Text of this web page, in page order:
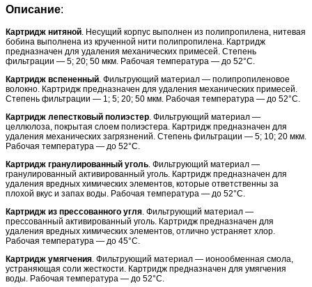
Описание:
Картридж нитяной. Несущий корпус выполнен из полипропилена, нитевая
бобина выполнена из крученной нити полипропилена. Картридж
предназначен для удаления механических примесей. Степень
фильтрации — 5; 20; 50 мкм. Рабочая температура — до 52°С.
Картридж вспененный. Фильтрующий материал — полипропиленовое
волокно. Картридж предназначен для удаления механических примесей.
Степень фильтрации — 1; 5; 20; 50 мкм. Рабочая температура — до 52°С.
Картридж лепестковый полиэстер. Фильтрующий материал —
целлюлоза, покрытая слоем полиэстера. Картридж предназначен для
удаления механических загрязнений. Степень фильтрации — 5; 10; 20 мкм.
Рабочая температура — до 52°С.
Картридж гранулированный уголь. Фильтрующий материал —
гранулированный активированный уголь. Картридж предназначен для
удаления вредных химических элементов, которые ответственны за
плохой вкус и запах воды. Рабочая температура — до 52°С.
Картридж из прессованного угля. Фильтрующий материал —
прессованный активированный уголь. Картридж предназначен для
удаления вредных химических элементов, отлично устраняет хлор.
Рабочая температура — до 45°С.
Картридж умягчения. Фильтрующий материал — ионообменная смола,
устраняющая соли жесткости. Картридж предназначен для умягчения
воды. Рабочая температура — до 52°С.